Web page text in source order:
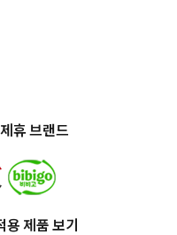
휴 브랜드
용 제품 보기